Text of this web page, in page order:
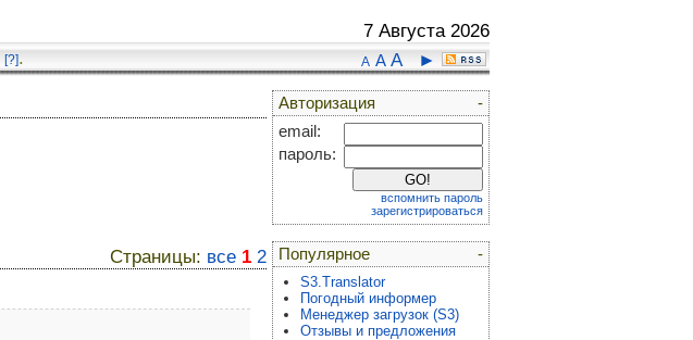
7 Августа 2026
A A A ►
[?].
Страницы: все 1 2
-
Авторизация
email:
пароль:
вспомнить пароль
зарегистрироваться
-
Популярное
S3.Translator
Погодный информер
Менеджер загрузок (S3)
Отзывы и предложения